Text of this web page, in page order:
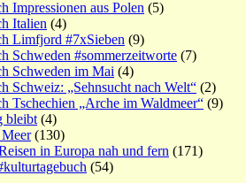
Impressionen aus Polen (5)
Italien (4)
Limfjord #7xSieben (9)
Schweden #sommerzeitworte (7)
Schweden im Mai (4)
Schweiz: „Sehnsucht nach Welt“ (2)
Tschechien „Arche im Waldmeer“ (9)
bleibt (4)
(130)
in Europa nah und fern (171)
(54)